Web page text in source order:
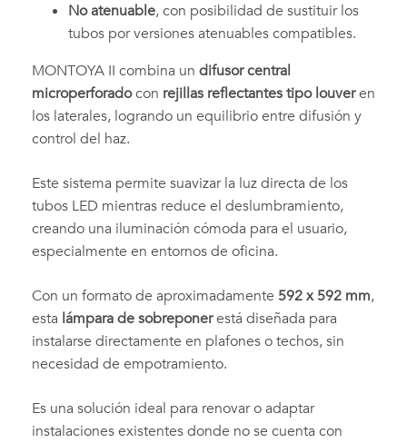
No atenuable, con posibilidad de sustituir los
tubos por versiones atenuables compatibles.
MONTOYA II combina un difusor central
microperforadocon rejillas reflectantes tipo louveren
los laterales, logrando un equilibrio entre difusión y
control del haz.
Este sistema permite suavizar la luz directa de los
tubos LED mientras reduce el deslumbramiento,
creando una iluminación cómoda para el usuario,
especialmente en entornos de oficina.
Con un formato de aproximadamente 592 x 592 mm,
esta lámpara de sobreponerestá diseñada para
instalarse directamente en plafones o techos, sin
necesidad de empotramiento.
Es una solución ideal para renovar o adaptar
instalaciones existentes donde no se cuenta con